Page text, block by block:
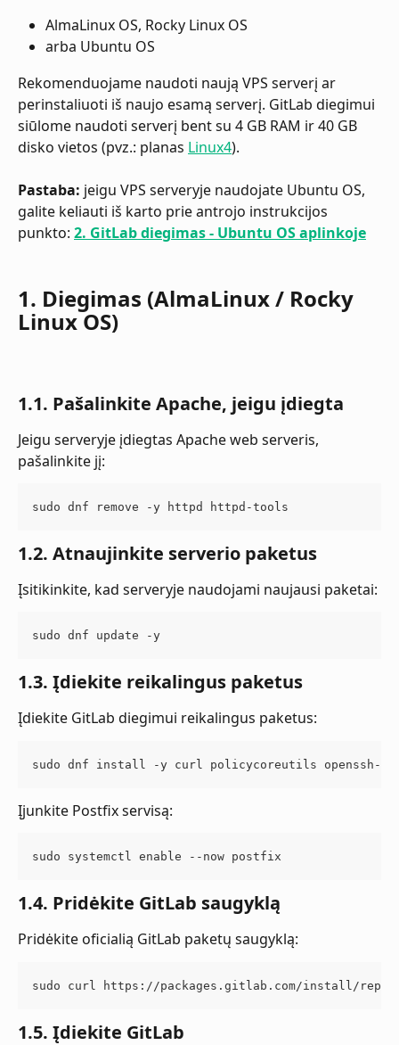
AlmaLinux OS, Rocky Linux OS
arba Ubuntu OS
Rekomenduojame naudoti naują VPS serverį ar
perinstaliuoti iš naujo esamą serverį. GitLab diegimui
siūlome naudoti serverį bent su 4 GB RAM ir 40 GB
disko vietos (pvz.: planas Linux4).
Pastaba: jeigu VPS serveryje naudojate Ubuntu OS,
galite keliauti iš karto prie antrojo instrukcijos
punkto: 2. GitLab diegimas - Ubuntu OS aplinkoje
1. Diegimas (AlmaLinux / Rocky
Linux OS)
1.1. Pašalinkite Apache, jeigu įdiegta
Jeigu serveryje įdiegtas Apache web serveris,
pašalinkite jį:
sudo dnf remove -y httpd httpd-tools
1.2. Atnaujinkite serverio paketus
Įsitikinkite, kad serveryje naudojami naujausi paketai:
sudo dnf update -y
1.3. Įdiekite reikalingus paketus
Įdiekite GitLab diegimui reikalingus paketus:
sudo dnf install -y curl policycoreutils openssh-
Įjunkite Postfix servisą:
sudo systemctl enable --now postfix
1.4. Pridėkite GitLab saugyklą
Pridėkite oficialią GitLab paketų saugyklą:
sudo curl https://packages.gitlab.com/install/
1.5. Įdiekite GitLab